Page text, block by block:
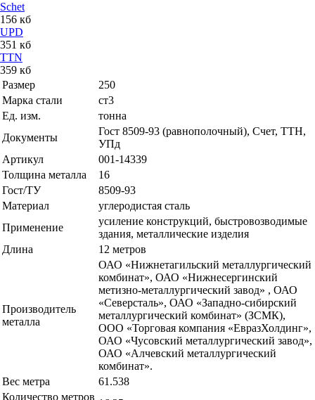
Schet
156 кб
UPD
351 кб
TTN
359 кб
Размер
250
Марка стали
ст3
Ед. изм.
тонна
Документы
Гост 8509-93 (равнополочный), Счет, ТТН,
УПд
Артикул
001-14339
Толщина металла
16
Гост/ТУ
8509-93
Материал
углеродистая сталь
Применение
усиление конструкций, быстровозводимые
здания, металлические изделия
Длина
12 метров
Производитель
металла
ОАО «Нижнетагильский металлургический
комбинат», ОАО «Нижнесергинский
метизно-металлургический завод» , ОАО
«Северсталь», ОАО «Западно-сибирский
металлургический комбинат» (ЗСМК),
ООО «Торговая компания «ЕвразХолдинг»,
ОАО «Чусовский металлургический завод»,
ОАО «Алчевский металлургический
комбинат».
Вес метра
61.538
Количество метров